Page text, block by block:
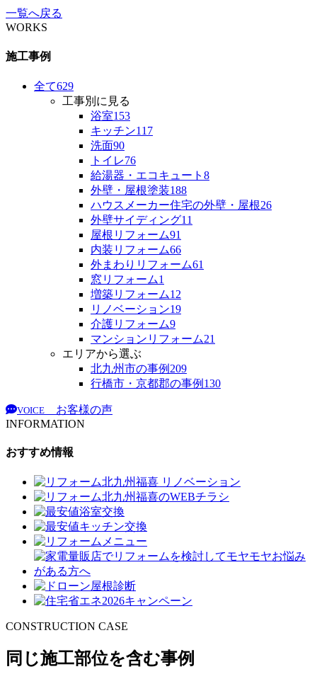
一覧へ戻る
WORKS
施工事例
全て629
工事別に見る
浴室153
キッチン117
洗面90
トイレ76
給湯器・エコキュート 8
外壁・屋根塗装188
ハウスメーカー住宅の外壁・屋根26
外壁サイディング11
屋根リフォーム91
内装リフォーム66
外まわりリフォーム61
窓リフォーム1
増築リフォーム12
リノベーション19
介護リフォーム9
マンションリフォーム21
エリアから選ぶ
北九州市の事例 209
行橋市・京都郡の事例 130
VOICE
お客様の声
INFORMATION
おすすめ情報
CONSTRUCTION CASE
同じ施工部位を含む事例